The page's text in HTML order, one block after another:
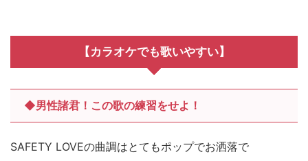
【カラオケでも歌いやすい】
◆男性諸君！この歌の練習をせよ！
SAFETY LOVEの曲調はとてもポップでお洒落で